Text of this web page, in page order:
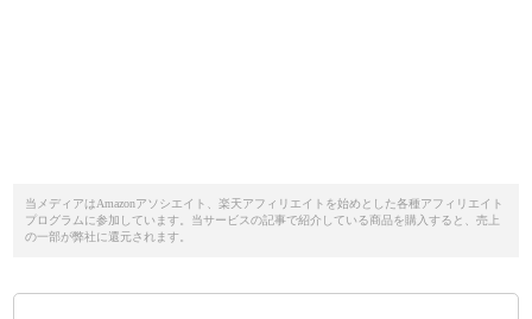
当メディアはAmazonアソシエイト、楽天アフィリエイトを始めとした各種アフィリエイト
プログラムに参加しています。当サービスの記事で紹介している商品を購入すると、売上
の一部が弊社に還元されます。